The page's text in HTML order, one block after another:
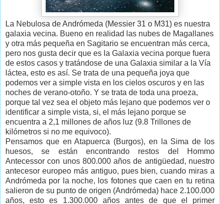
La Nebulosa de Andrómeda (Messier 31 o M31) es nuestra
galaxia vecina. Bueno en realidad las nubes de Magallanes
y otra más pequeña en Sagitario se encuentran más cerca,
pero nos gusta decir que es la Galaxia vecina porque fuera
de estos casos y tratándose de una Galaxia similar a la Vía
láctea, esto es así. Se trata de una pequeña joya que
podemos ver a simple vista en los cielos oscuros y en las
noches de verano-otoño. Y se trata de toda una proeza,
porque tal vez sea el objeto más lejano que podemos ver o
identificar a simple vista, si, el más lejano porque se
encuentra a 2,1 millones de años luz (9.8 Trillones de
kilómetros si no me equivoco).
Pensamos que en Atapuerca (Burgos), en la Sima de los
huesos, se están encontrando restos del Hommo
Antecessor con unos 800.000 años de antigüedad, nuestro
antecesor europeo más antiguo, pues bien, cuando miras a
Andrómeda por la noche, los fotones que caen en tu retina
salieron de su punto de origen (Andrómeda) hace 2.100.000
años, esto es 1.300.000 años antes de que el primer